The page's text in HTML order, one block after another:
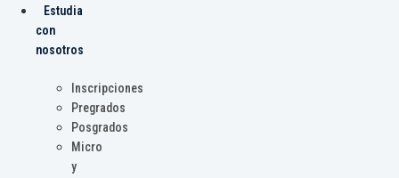
Estudia
con
nosotros
Inscripciones
Pregrados
Posgrados
Micro
y